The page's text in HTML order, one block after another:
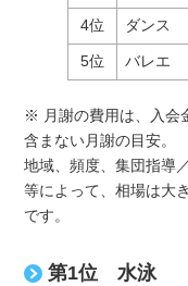
4位 ダンス
5位 バレエ
※ 月謝の費用は、入会
含まない月謝の目安。
地域、頻度、集団指導
等によって、相場は大
です。
第1位 水泳